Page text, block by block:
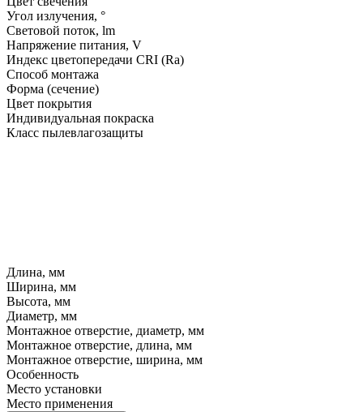
Угол излучения, °
Световой поток, lm
Напряжение питания, V
Индекс цветопередачи CRI (Ra)
Способ монтажа
Форма (сечение)
Цвет покрытия
Индивидуальная покраска
Класс пылевлагозащиты
Длина, мм
Ширина, мм
Высота, мм
Диаметр, мм
Монтажное отверстие, диаметр, мм
Монтажное отверстие, длина, мм
Монтажное отверстие, ширина, мм
Особенность
Место установки
Место применения